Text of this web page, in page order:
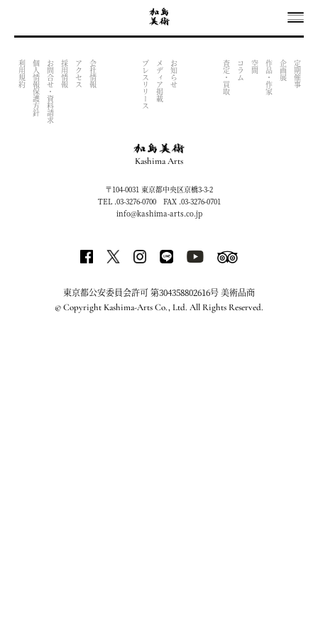
OUTPUT INDEX FILE (NOW UNDER CONSTRACTION)
定期催事
企画展
作品・作家
空間
コラム
査定・買取
お知らせ
メディア掲載
プレスリリース
会社情報
アクセス
採用情報
お問合せ・資料請求
個人情報保護方針
利用規約
Kashima Arts
〒104-0031 東京都中央区京橋3-3-2
TEL .03-3276-0700 FAX .03-3276-0701
info@kashima-arts.co.jp
東京都公安委員会許可 第304358802616号 美術品商
© Copyright Kashima-Arts Co., Ltd. All Rights Reserved.